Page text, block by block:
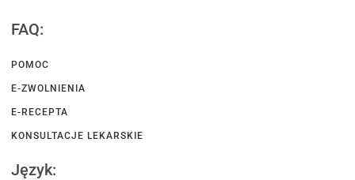
FAQ:
POMOC
E-ZWOLNIENIA
E-RECEPTA
KONSULTACJE LEKARSKIE
Język: